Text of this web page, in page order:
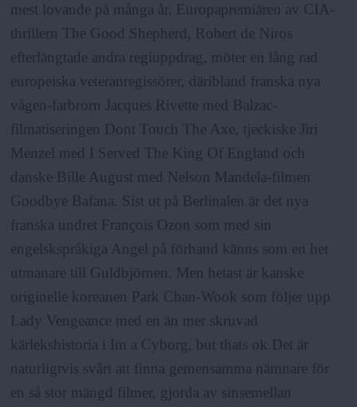
mest lovande på många år. Europapremiären av CIA-
thrillern The Good Shepherd, Robert de Niros
efterlängtade andra regiuppdrag, möter en lång rad
europeiska veteranregissörer, däribland franska nya
vågen-farbrorn Jacques Rivette med Balzac-
filmatiseringen Dont Touch The Axe, tjeckiske Jiri
Menzel med I Served The King Of England och
danske Bille August med Nelson Mandela-filmen
Goodbye Bafana. Sist ut på Berlinalen är det nya
franska undret François Ozon som med sin
engelskspråkiga Angel på förhand känns som en het
utmanare till Guldbjörnen. Men hetast är kanske
originelle koreanen Park Chan-Wook som följer upp
Lady Vengeance med en än mer skruvad
kärlekshistoria i Im a Cyborg, but thats ok.Det är
naturligtvis svårt att finna gemensamma nämnare för
en så stor mängd filmer, gjorda av sinsemellan